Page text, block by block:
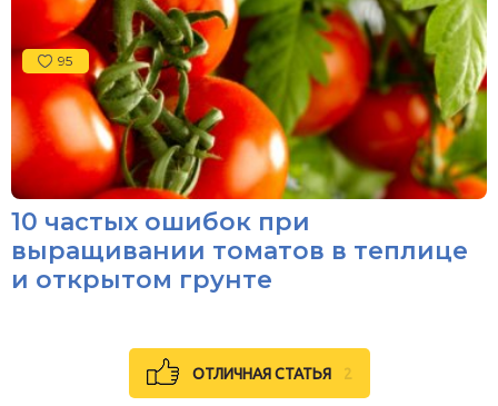
95
10 частых ошибок при
выращивании томатов в теплице
и открытом грунте
ОТЛИЧНАЯ СТАТЬЯ 2